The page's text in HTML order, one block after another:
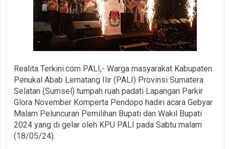
Realita Terkini.com PALI,- Warga masyarakat Kabupaten
Penukal Abab Lematang Ilir (PALI) Provinsi Sumatera
Selatan (Sumsel) tumpah ruah padati Lapangan Parkir
Glora November Komperta Pendopo hadiri acara Gebyar
Malam Peluncuran Pemilihan Bupati dan Wakil Bupati
2024 yang di gelar oleh KPU PALI pada Sabtu malam
(18/05/24).